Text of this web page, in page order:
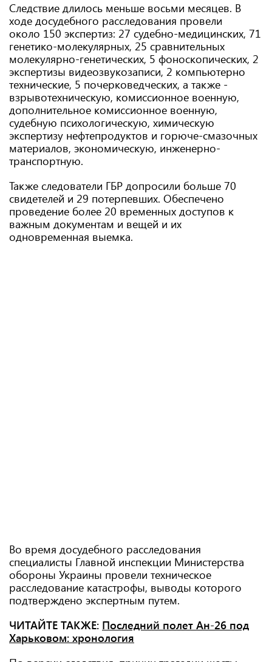
Следствие длилось меньше восьми месяцев. В
ходе досудебного расследования провели
около 150 экспертиз: 27 судебно-медицинских, 71
генетико-молекулярных, 25 сравнительных
молекулярно-генетических, 5 фоноскопических, 2
экспертизы видеозвукозаписи, 2 компьютерно
технические, 5 почерковедческих, а также -
взрывотехническую, комиссионное военную,
дополнительное комиссионное военную,
судебную психологическую, химическую
экспертизу нефтепродуктов и горюче-смазочных
материалов, экономическую, инженерно-
транспортную.
Также следователи ГБР допросили больше 70
свидетелей и 29 потерпевших. Обеспечено
проведение более 20 временных доступов к
важным документам и вещей и их
одновременная выемка.
Во время досудебного расследования
специалисты Главной инспекции Министерства
обороны Украины провели техническое
расследование катастрофы, выводы которого
подтверждено экспертным путем.
ЧИТАЙТЕ ТАКЖЕ: Последний полет Ан-26 под
Харьковом: хронология